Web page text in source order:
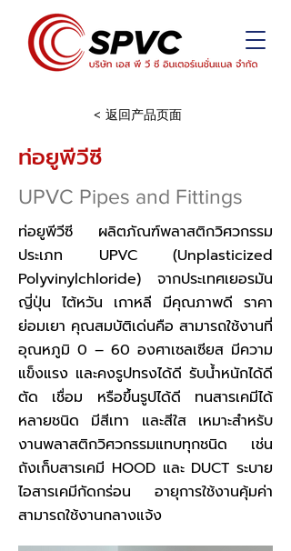
< 返回产品页面
ท่อยูพีวีซี
UPVC Pipes and Fittings
ท่อยูพีวีซี ผลิตภัณฑ์พลาสติกวิศวกรรม
ประเภท UPVC (Unplasticized
Polyvinylchloride) จากประเทศเยอรมัน
ญี่ปุ่น ไต้หวัน เกาหลี มีคุณภาพดี ราคา
ย่อมเยา คุณสมบัติเด่นคือ สามารถใช้งานที่
อุณหภูมิ 0 – 60 องศาเซลเซียส มีความ
แข็งแรง และคงรูปทรงได้ดี รับน้ำหนักได้ดี
ตัด เชื่อม หรือขึ้นรูปได้ดี ทนสารเคมีได้
หลายชนิด มีสีเทา และสีใส เหมาะสำหรับ
งานพลาสติกวิศวกรรมแทบทุกชนิด เช่น
ถังเก็บสารเคมี HOOD และ DUCT ระบาย
ไอสารเคมีกัดกร่อน อายุการใช้งานคุ้มค่า
สามารถใช้งานกลางแจ้ง